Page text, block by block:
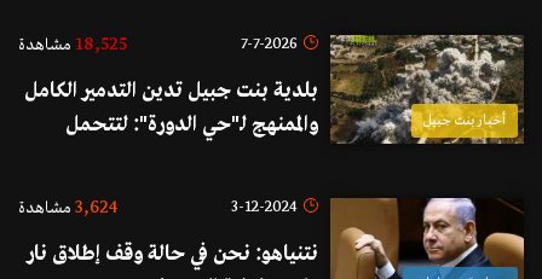
أخبار بنت جبيل
7-7-2026
18,525 مشاهدة
بلدية بنت جبيل تدين التدمير الكامل
والممنهج لـ"حي الدورة": لتتحمل
فوراً لدى مجلس الأمن والمحافل
3-12-2024
3,624 مشاهدة
نتنياهو: نحن في حالة وقف إطلاق نار